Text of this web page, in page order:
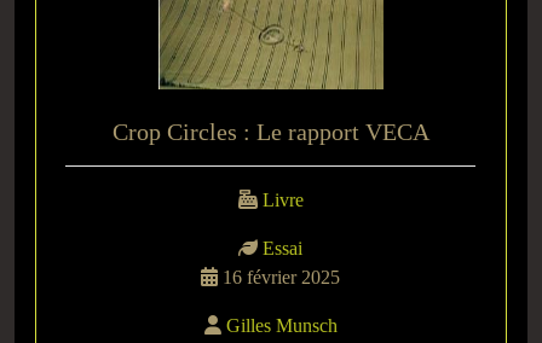
Crop Circles : Le rapport VECA
Livre
Essai
16 février 2025
Gilles Munsch